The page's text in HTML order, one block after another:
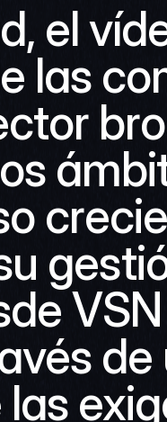
el
las
de